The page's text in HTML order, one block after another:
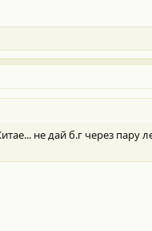
не дай б.г через пару